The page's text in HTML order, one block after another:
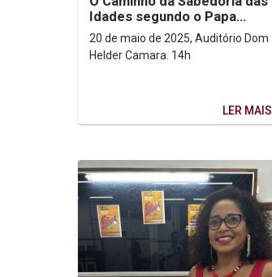
Idades segundo o Papa
Francisco
20 de maio de 2025, Auditório Dom
Helder Camara. 14h
LER MAIS